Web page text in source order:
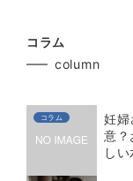
コラム
column
コラム
妊婦
意？
し